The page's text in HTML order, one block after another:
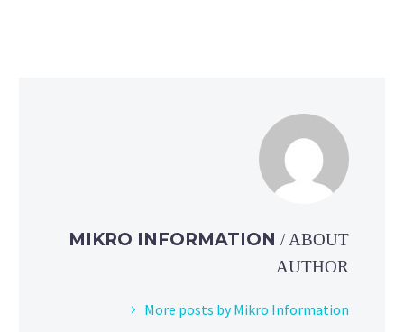
MIKRO INFORMATION / ABOUT
AUTHOR
More posts by Mikro Information